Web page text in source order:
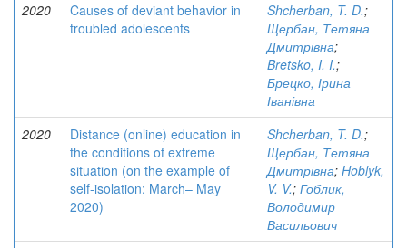
2020
Causes of deviant behavior in
troubled adolescents
Shcherban, T. D.;
Щербан, Тетяна
Дмитрівна;
Bretsko, I. I.;
Брецко, Ірина
Іванівна
2020
Distance (online) education in
the conditions of extreme
situation (on the example of
self-isolation: March– May
2020)
Shcherban, T. D.;
Щербан, Тетяна
Дмитрівна; Hoblyk,
V. V.; Гоблик,
Володимир
Васильович